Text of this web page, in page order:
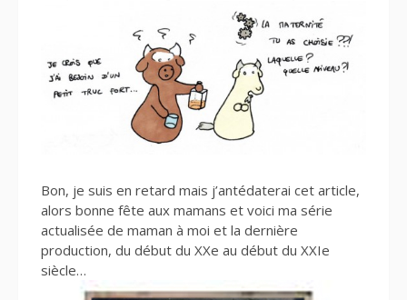
Bon, je suis en retard mais j’antédaterai cet article,
alors bonne fête aux mamans et voici ma série
actualisée de maman à moi et la dernière
production, du début du XXe au début du XXIe
siècle…